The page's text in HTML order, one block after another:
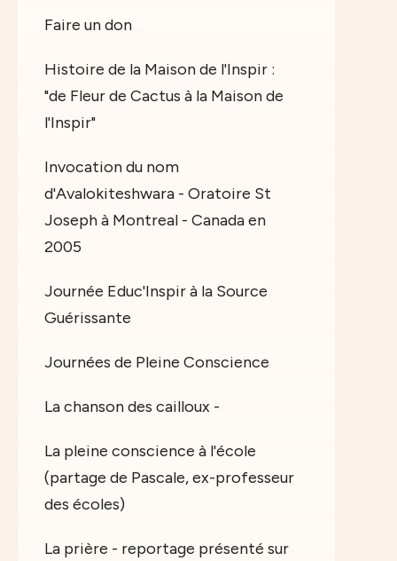
Faire un don
Histoire de la Maison de l'Inspir :
"de Fleur de Cactus à la Maison de
l'Inspir"
Invocation du nom
d'Avalokiteshwara - Oratoire St
Joseph à Montreal - Canada en
2005
Journée Educ'Inspir à la Source
Guérissante
Journées de Pleine Conscience
La chanson des cailloux -
La pleine conscience à l'école
(partage de Pascale, ex-professeur
des écoles)
La prière - reportage présenté sur